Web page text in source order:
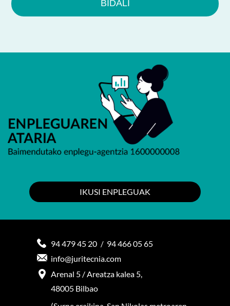
94 479 45 20 / 94 466 05 65
info@juritecnia.com
Arenal 5 / Areatza kalea 5,
48005 Bilbao
IKUSI ENPLEGUAK